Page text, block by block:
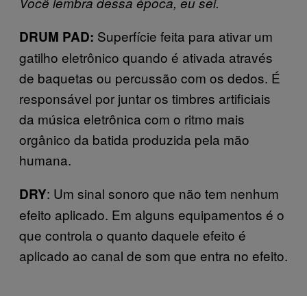
DRUM PAD: Superfície feita para ativar um
gatilho eletrônico quando é ativada através
de baquetas ou percussão com os dedos. É
responsável por juntar os timbres artificiais
da música eletrônica com o ritmo mais
orgânico da batida produzida pela mão
humana.
DRY: Um sinal sonoro que não tem nenhum
efeito aplicado. Em alguns equipamentos é o
que controla o quanto daquele efeito é
aplicado ao canal de som que entra no efeito.